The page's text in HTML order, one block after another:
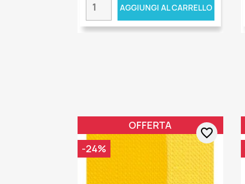
AGGIUNGI AL CARRELLO
OFFERTA
-24%
favorite_border